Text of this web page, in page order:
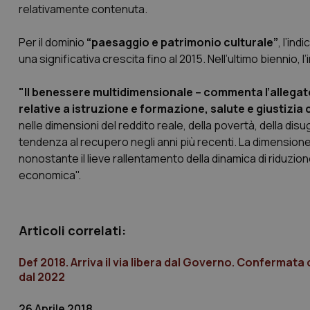
relativamente contenuta.
Per il dominio “paesaggio e patrimonio culturale”,
una significativa crescita fino al 2015. Nell’ultimo biennio,
"Il benessere multidimensionale – commenta
relative a istruzione e formazione, salute e giustizia
nelle dimensioni del reddito reale, della povertà, della
tendenza al recupero negli anni più recenti. La
nonostante il lieve rallentamento della dinamica di
economica".
Articoli correlati:
Def 2018. Arriva il via libera dal Governo.
dal 2022
PHPSESSID
_ga_KM60CM4NPH
__Secure-YNID